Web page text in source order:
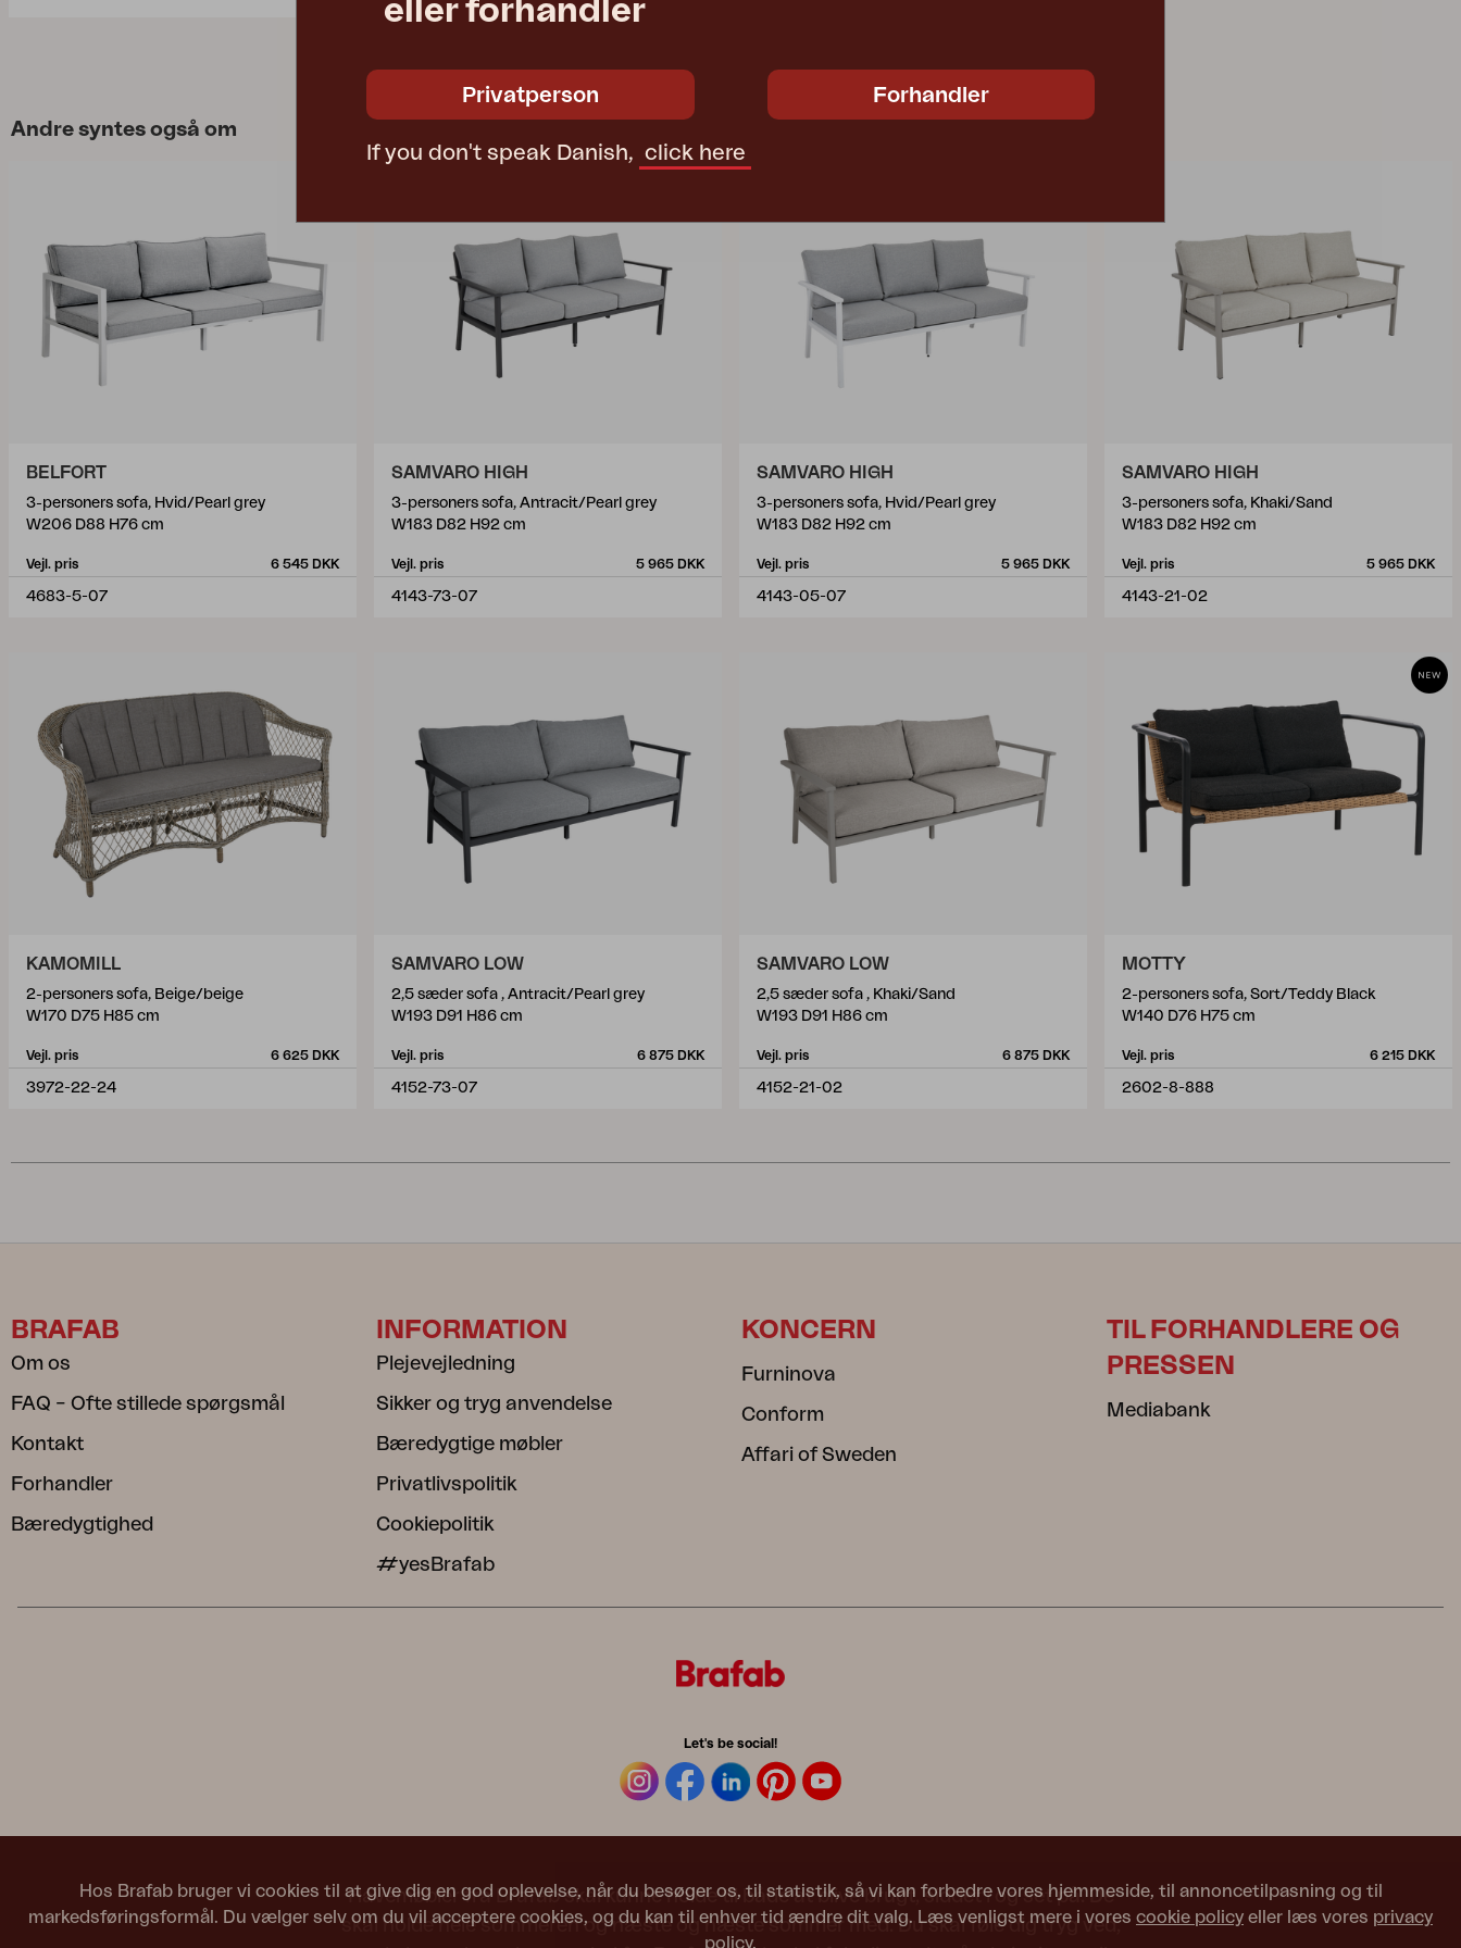
Hos Brafab bruger vi cookies til at give dig en god oplevelse, når du besøger os, til statistik, så vi kan forbedre vores hjemmeside, til annoncetilpasning og til
markedsføringsformål. Du vælger selv om du vil acceptere cookies, og du kan til enhver tid ændre dit valg. Læs venligst mere i vores cookie policy eller læs vores privacy
policy.
Andre syntes også om
BELFORT
3-personers sofa, Hvid/Pearl grey
W206 D88 H76 cm
Vejl. pris 6 545 DKK
4683-5-07
SAMVARO HIGH
3-personers sofa, Antracit/Pearl grey
W183 D82 H92 cm
Vejl. pris 5 965 DKK
4143-73-07
SAMVARO HIGH
3-personers sofa, Hvid/Pearl grey
W183 D82 H92 cm
Vejl. pris 5 965 DKK
4143-05-07
SAMVARO HIGH
3-personers sofa, Khaki/Sand
W183 D82 H92 cm
Vejl. pris 5 965 DKK
4143-21-02
KAMOMILL
2-personers sofa, Beige/beige
W170 D75 H85 cm
Vejl. pris 6 625 DKK
3972-22-24
SAMVARO LOW
2,5 sæder sofa , Antracit/Pearl grey
W193 D91 H86 cm
Vejl. pris 6 875 DKK
4152-73-07
SAMVARO LOW
2,5 sæder sofa , Khaki/Sand
W193 D91 H86 cm
Vejl. pris 6 875 DKK
4152-21-02
MOTTY
2-personers sofa, Sort/Teddy Black
W140 D76 H75 cm
Vejl. pris 6 215 DKK
2602-8-888
eller forhandler
Privatperson Forhandler
If you don't speak Danish, click here
BRAFAB
Om os
FAQ – Ofte stillede spørgsmål
Kontakt
Forhandler
Bæredygtighed
INFORMATION
Plejevejledning
Sikker og tryg anvendelse
Bæredygtige møbler
Privatlivspolitik
Cookiepolitik
#yesBrafab
KONCERN
Furninova
Conform
Affari of Sweden
TIL FORHANDLERE OG
PRESSEN
Mediabank
Let's be social!
Havemøbler fra Brafab skal kunne holde til både at blive brugt, siddet i og set på. De
skal holde hele sommeren og næste og næste sommer med. Du skal føle dig tryg ved,